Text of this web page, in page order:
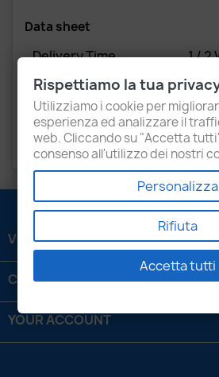
Data sheet
Delivery Time
1 / 2
Conditions Of Sale New
VENEZIANI LUIGI SRL
CONTATTACI
YOUR ACCOUNT
Rispettiamo la tua
Utilizziamo i cookie per
esperienza ed analizzare il
web. Cliccando su "Accetta
consenso all'utilizzo dei nostri
Personalizza
Rifiuta
Accetta tutti